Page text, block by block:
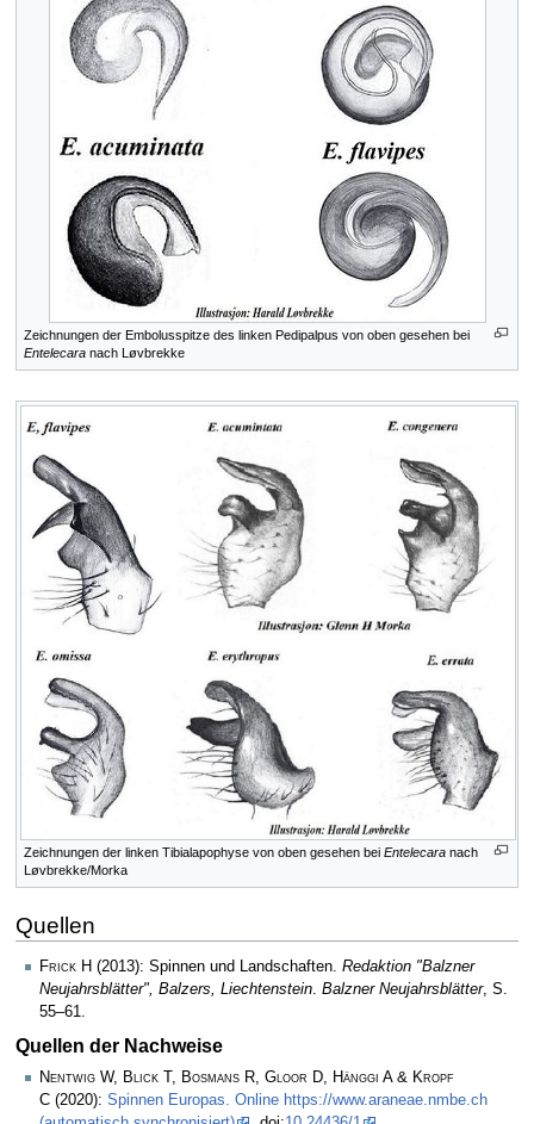
Zeichnungen der Embolusspitze des linken Pedipalpus von oben gesehen bei
Entelecaranach Løvbrekke
Zeichnungen der linken Tibialapophyse von oben gesehen bei Entelecaranach
Løvbrekke/Morka
Quellen
Frick H (2013): Spinnen und Landschaften. Redaktion "Balzner
Neujahrsblätter", Balzers, Liechtenstein. Balzner Neujahrsblätter, S.
55–61.
Quellen der Nachweise
Nentwig W, Blick T, Bosmans R, Gloor D, Hänggi A & Kropf
C (2020): Spinnen Europas. Online https://www.araneae.nmbe.ch